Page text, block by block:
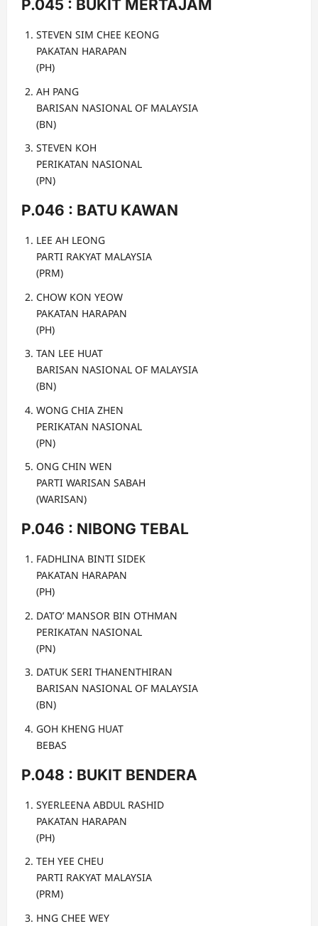
P.045 : BUKIT MERTAJAM
STEVEN SIM CHEE KEONG
PAKATAN HARAPAN
(PH)
AH PANG
BARISAN NASIONAL OF MALAYSIA
(BN)
STEVEN KOH
PERIKATAN NASIONAL
(PN)
P.046 : BATU KAWAN
LEE AH LEONG
PARTI RAKYAT MALAYSIA
(PRM)
CHOW KON YEOW
PAKATAN HARAPAN
(PH)
TAN LEE HUAT
BARISAN NASIONAL OF MALAYSIA
(BN)
WONG CHIA ZHEN
PERIKATAN NASIONAL
(PN)
ONG CHIN WEN
PARTI WARISAN SABAH
(WARISAN)
P.046 : NIBONG TEBAL
FADHLINA BINTI SIDEK
PAKATAN HARAPAN
(PH)
DATO’ MANSOR BIN OTHMAN
PERIKATAN NASIONAL
(PN)
DATUK SERI THANENTHIRAN
BARISAN NASIONAL OF MALAYSIA
(BN)
GOH KHENG HUAT
BEBAS
P.048 : BUKIT BENDERA
SYERLEENA ABDUL RASHID
PAKATAN HARAPAN
(PH)
TEH YEE CHEU
PARTI RAKYAT MALAYSIA
(PRM)
HNG CHEE WEY